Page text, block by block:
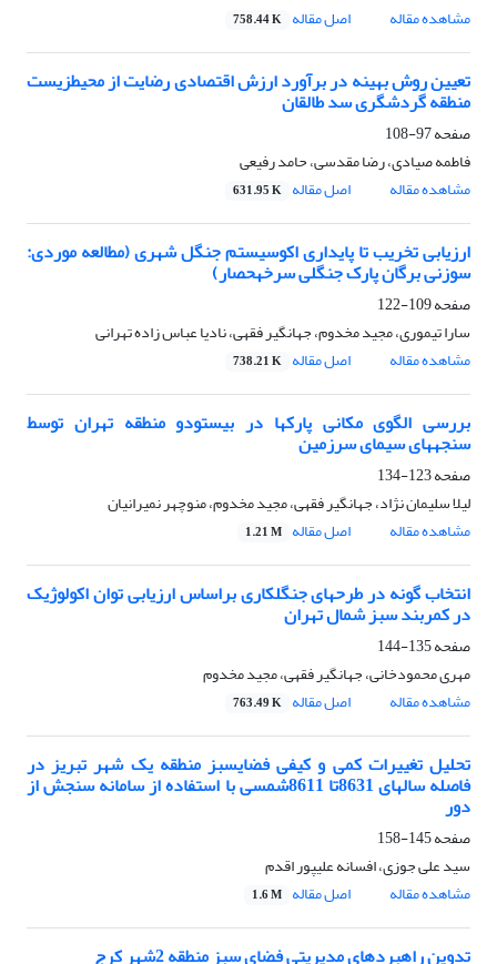
مشاهده مقاله
اصل مقاله 758.44 K
تعیین روش بهینه در برآورد ارزش اقتصادی رضایت از محیطزیست
منطقه گردشگری سد طالقان
صفحه97-108
فاطمه صیادی، رضا مقدسی، حامد رفیعی
مشاهده مقاله
اصل مقاله 631.95 K
ارزیابی تخریب تا پایداری اکوسیستم جنگل شهری (مطالعه موردی:
سوزنی برگان پارک جنگلی سرخهحصار)
صفحه109-122
سارا تیموری، مجید مخدوم، جهانگیر فقهی، نادیا عباس زاده تهرانی
مشاهده مقاله
اصل مقاله 738.21 K
بررسی الگوی مکانی پارکها در بیستودو منطقه تهران توسط
سنجههای سیمای سرزمین
صفحه123-134
لیلا سلیمان نژاد، جهانگیر فقهی، مجید مخدوم، منوچهر نمیرانیان
مشاهده مقاله
اصل مقاله 1.21 M
انتخاب گونه در طرحهای جنگلکاری براساس ارزیابی توان اکولوژیک
در کمربند سبز شمال تهران
صفحه135-144
مهری محمودخانی، جهانگیر فقهی، مجید مخدوم
مشاهده مقاله
اصل مقاله 763.49 K
تحلیل تغییرات کمی و کیفی فضایسبز منطقه یک شهر تبریز در
فاصله سالهای 8631تا 8611شمسی با استفاده از سامانه سنجش از
دور
صفحه145-158
سید علی جوزی، افسانه علیپور اقدم
مشاهده مقاله
اصل مقاله 1.6 M
تدوین راهبردهای مدیریتی فضای سبز منطقه 2شهر کرج